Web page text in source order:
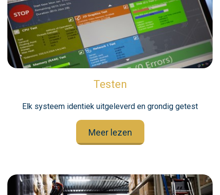
Testen
Elk systeem identiek uitgeleverd en grondig getest
Meer lezen